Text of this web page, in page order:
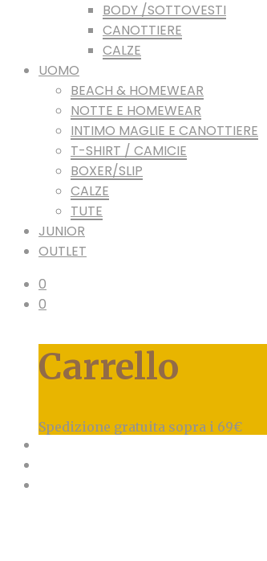
BODY /SOTTOVESTI
CANOTTIERE
CALZE
UOMO
BEACH & HOMEWEAR
NOTTE E HOMEWEAR
INTIMO MAGLIE E CANOTTIERE
T-SHIRT / CAMICIE
BOXER/SLIP
CALZE
TUTE
JUNIOR
OUTLET
0
0
Carrello
Spedizione gratuita sopra i 69€